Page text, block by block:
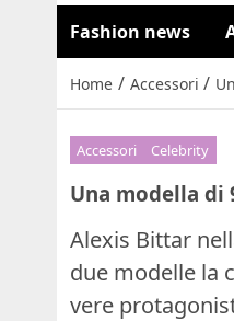
Fashion news
Home / Accessori /
Accessori Celebrity
Una modella di
Alexis Bittar
due modelle la
vere